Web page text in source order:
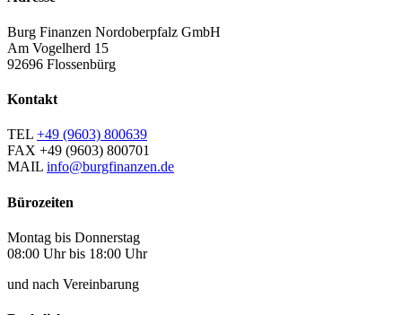
Burg Finanzen Nordoberpfalz GmbH
Am Vogelherd 15
92696 Flossenbürg
Kontakt
TEL +49 (9603) 800639
FAX +49 (9603) 800701
MAIL info@burgfinanzen.de
Bürozeiten
Montag bis Donnerstag
08:00 Uhr bis 18:00 Uhr
und nach Vereinbarung